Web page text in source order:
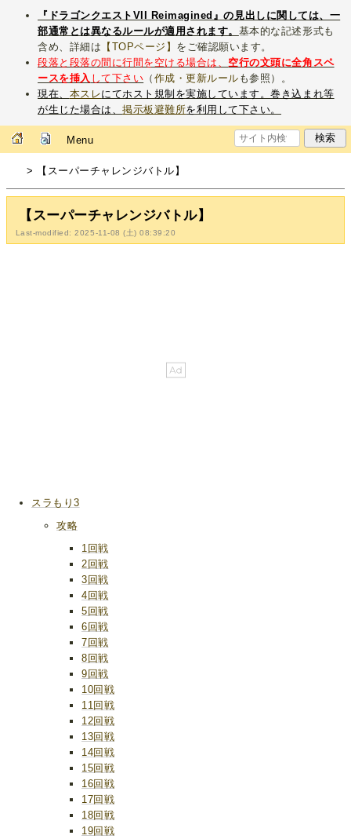
『ドラゴンクエストVII Reimagined』の見出しに関しては、一
部通常とは異なるルールが適用されます。 基本的な記述形式も
含め、詳細は 【TOPページ】 をご確認願います。
段落と段落の間に行間を空ける場合は、 空行の文頭に全角スペ
ースを挿入 して下さい （ 作成・更新ルール も参照）。
現在、 本スレにてホスト規制を実施しています。巻き込まれ等
が生じた場合は、掲示板避難所を利用して下さい。
Menu
> 【スーパーチャレンジバトル】
【スーパーチャレンジバトル】
Last-modified: 2025-11-08 (土) 08:39:20
スラもり3
攻略
1回戦
2回戦
3回戦
4回戦
5回戦
6回戦
7回戦
8回戦
9回戦
10回戦
11回戦
12回戦
13回戦
14回戦
15回戦
16回戦
17回戦
18回戦
19回戦